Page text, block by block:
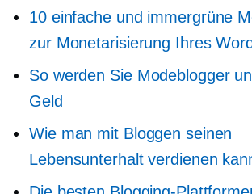
10 einfache und immergrüne
zur Monetarisierung Ihres
So werden Sie Modeblogger
Geld
Wie man mit Bloggen seinen
Lebensunterhalt verdienen